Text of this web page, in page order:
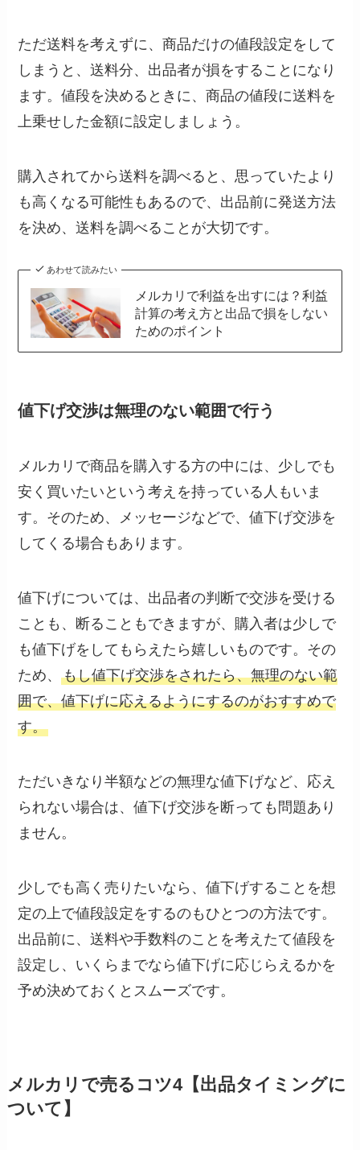
ただ送料を考えずに、商品だけの値段設定をして
しまうと、送料分、出品者が損をすることになり
ます。値段を決めるときに、商品の値段に送料を
上乗せした金額に設定しましょう。
購入されてから送料を調べると、思っていたより
も高くなる可能性もあるので、出品前に発送方法
を決め、送料を調べることが大切です。
あわせて読みたい
メルカリで利益を出すには？利益
計算の考え方と出品で損をしない
ためのポイント
値下げ交渉は無理のない範囲で行う
メルカリで商品を購入する方の中には、少しでも
安く買いたいという考えを持っている人もいま
す。そのため、メッセージなどで、値下げ交渉を
してくる場合もあります。
値下げについては、出品者の判断で交渉を受ける
ことも、断ることもできますが、購入者は少しで
も値下げをしてもらえたら嬉しいものです。その
ため、もし値下げ交渉をされたら、無理のない範
囲で、値下げに応えるようにするのがおすすめで
す。
ただいきなり半額などの無理な値下げなど、応え
られない場合は、値下げ交渉を断っても問題あり
ません。
少しでも高く売りたいなら、値下げすることを想
定の上で値段設定をするのもひとつの方法です。
出品前に、送料や手数料のことを考えたて値段を
設定し、いくらまでなら値下げに応じらえるかを
予め決めておくとスムーズです。
メルカリで売るコツ4【出品タイミングに
ついて】